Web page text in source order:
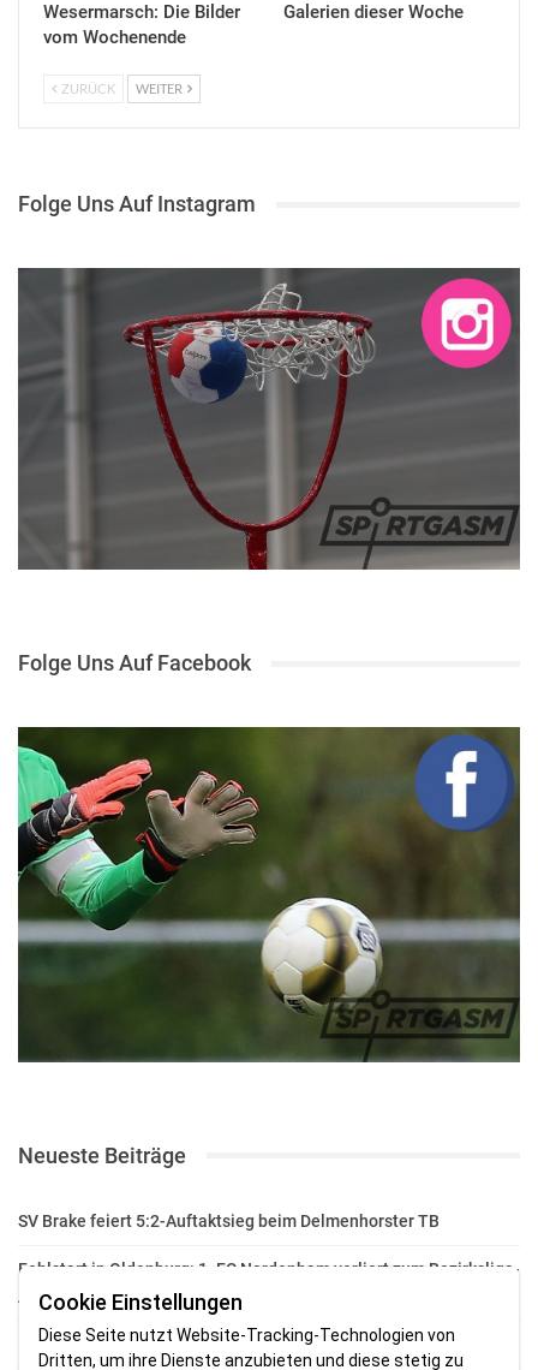
Wesermarsch: Die Bilder
vom Wochenende
Galerien dieser Woche
ZURÜCK WEITER
Folge Uns Auf Instagram
Folge Uns Auf Facebook
Neueste Beiträge
SV Brake feiert 5:2-Auftaktsieg beim Delmenhorster TB
Fehlstart in Oldenburg: 1. FC Nordenham verliert zum Bezirksliga-
Auftakt
Fußball in der Wesermarsch: Die Bilder vom Wochenende
Cookie Einstellungen
Diese Seite nutzt Website-Tracking-Technologien von
Dritten, um ihre Dienste anzubieten und diese stetig zu